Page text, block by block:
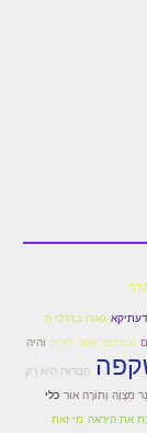
גאוה בדרכי ה'
ובמדבר אשר ראית והיה
חֲבֵרוּת הִיא רַק
מִצְוָה וְתוֹרָה אוֹר כלי
את היראה מִי זֹאת